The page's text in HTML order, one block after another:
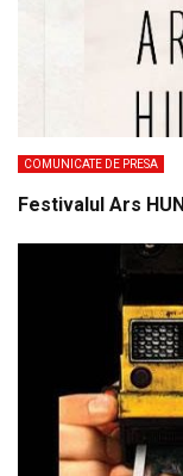
COMUNICATE DE PRESA
Festivalul Ars